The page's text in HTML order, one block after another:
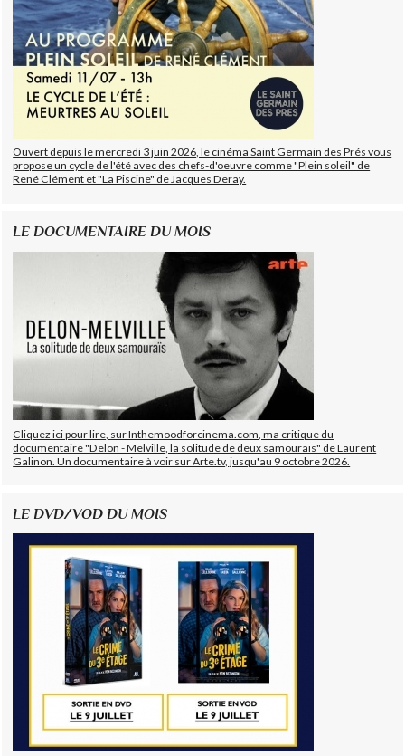
Ouvert depuis le mercredi 3 juin 2026, le cinéma Saint Germain des Prés vous
propose un cycle de l'été avec des chefs-d'oeuvre comme "Plein soleil" de
René Clément et "La Piscine" de Jacques Deray.
LE DOCUMENTAIRE DU MOIS
Cliquez ici pour lire, sur Inthemoodforcinema.com, ma critique du
documentaire "Delon - Melville, la solitude de deux samouraïs" de Laurent
Galinon. Un documentaire à voir sur Arte.tv, jusqu'au 9 octobre 2026.
LE DVD/VOD DU MOIS